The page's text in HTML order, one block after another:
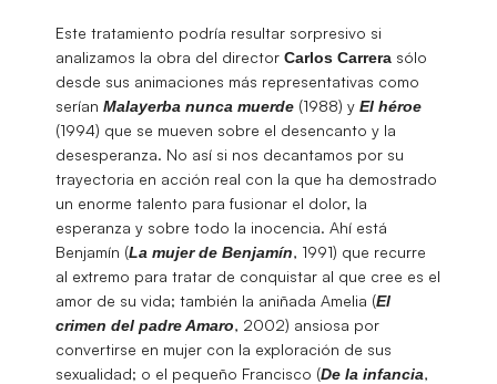
Este tratamiento podría resultar sorpresivo si
analizamos la obra del director Carlos Carrera sólo
desde sus animaciones más representativas como
serían Malayerba nunca muerde (1988) y El héroe
(1994) que se mueven sobre el desencanto y la
desesperanza. No así si nos decantamos por su
trayectoria en acción real con la que ha demostrado
un enorme talento para fusionar el dolor, la
esperanza y sobre todo la inocencia. Ahí está
Benjamín (La mujer de Benjamín, 1991) que recurre
al extremo para tratar de conquistar al que cree es el
amor de su vida; también la aniñada Amelia (El
crimen del padre Amaro, 2002) ansiosa por
convertirse en mujer con la exploración de sus
sexualidad; o el pequeño Francisco (De la infancia,